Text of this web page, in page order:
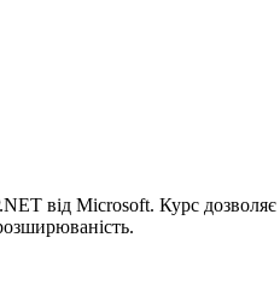
від Microsoft. Курс